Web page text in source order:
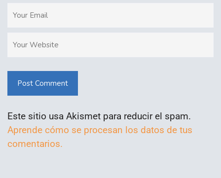
Post Comment
Este sitio usa Akismet para reducir el spam.
Aprende cómo se procesan los datos de tus
comentarios.